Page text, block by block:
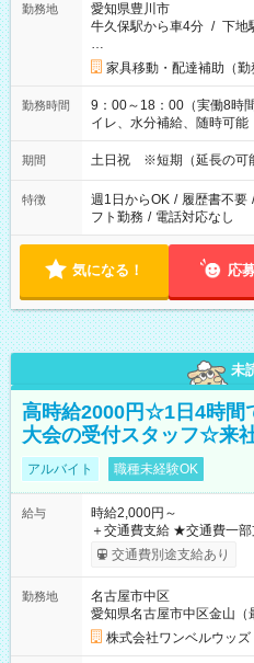
勤務地
愛知県豊川市
牛久保駅から車4分 / 下地
…
家具移動・配達補助（勤
勤務時間
9：00～18：00（実働8時間） 【残業】なし 【休憩】60
イレ、水分補給、随時可能
期間 土日祝 ※短期（延長の可
特徴 週1日からOK / 履歴書不要 /
フト勤務 / 電話対応なし
気になる！ 応
未
高時給2000円☆1日4時間
大会の受付スタッフ☆来
アルバイト 職種未経験OK
給与
時給2,000円～
＋交通費支給 ★交通費一部支給！ ┗1日500円を超えた分は全額
支給！ ※往復500円以内の方は
OK！（規定あり） ┗働い
期間なし
交通費別途支給あり
勤務地
名古屋市中区
愛知県名古屋市中区金山（
株式会社ワンベルウッズ